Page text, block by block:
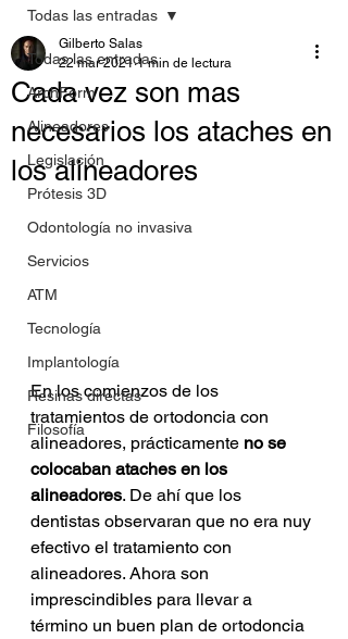
Todas las entradas
ArchForm
Alineadores
Legislación
Prótesis 3D
Odontología no invasiva
Servicios
ATM
Tecnología
Implantología
Resinas directas
Filosofía
Todas las entradas
Cada vez son mas
necesarios los ataches en
los alineadores
Gilberto Salas
22 mar 2021 1 min de lectura
En los comienzos de los
tratamientos de ortodoncia con
alineadores, prácticamente no se
colocaban ataches en los
alineadores. De ahí que los
dentistas observaran que no era nuy
efectivo el tratamiento con
alineadores. Ahora son
imprescindibles para llevar a
término un buen plan de ortodoncia